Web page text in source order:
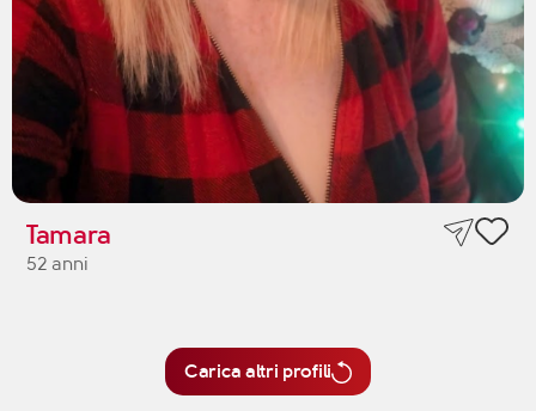
Tamara
52 anni
Carica altri profili